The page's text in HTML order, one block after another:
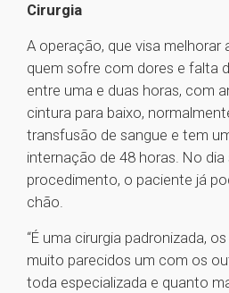
Cirurgia
A operação, que visa melhorar
quem sofre com dores e falta
entre uma e duas horas, com
cintura para baixo,
transfusão de sangue e tem
internação de 48 horas. No
procedimento, o paciente já
chão.
“É uma cirurgia padronizada,
muito parecidos um com os
toda especializada e quanto